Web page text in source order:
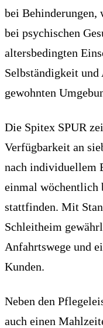
bei Behinderungen,
bei psychischen
altersbedingten
Selbständigkeit
gewohnten
Die Spitex SPUR
Verfügbarkeit an
nach individuellem
einmal wöchentlich
stattfinden. Mit
Schleitheim
Anfahrtswege und
Kunden.
Neben den
auch einen